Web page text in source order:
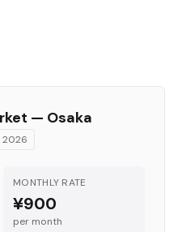
— Osaka
2026
MONTHLY RATE
¥900
per month